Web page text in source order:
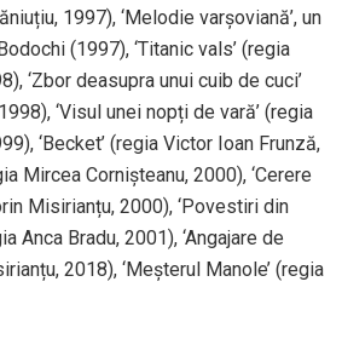
1997), ‘Melodie varșoviană’, un
(1997), ‘Titanic vals’ (regia
‘Zbor deasupra unui cuib de cuci’
‘Visul unei nopți de vară’ (regia
‘Becket’ (regia Victor Ioan Frunză,
Mircea Cornișteanu, 2000), ‘Cerere
Misirianțu, 2000), ‘Povestiri din
Anca Bradu, 2001), ‘Angajare de
2018), ‘Meșterul Manole’ (regia